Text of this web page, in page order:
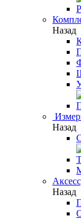
Назад
Назад
Назад